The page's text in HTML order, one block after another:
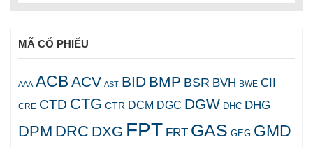
MÃ CỔ PHIẾU
AAA ACBACV AST BID BMP BSR BVH BWE CII
CRE CTD CTG CTR DCM DGC DGW DHC DHG
DPM DRC DXG FPT FRT GAS GEG GMD